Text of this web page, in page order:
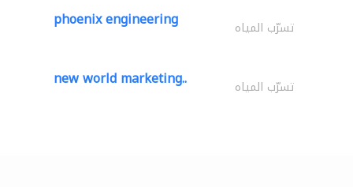
phoenix engineering تسرّب المياه
new world marketing.. تسرّب المياه